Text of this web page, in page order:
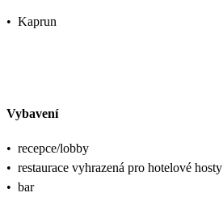
• Kaprun
Vybavení
• recepce/lobby
• restaurace vyhrazená pro hotelové hosty
• bar